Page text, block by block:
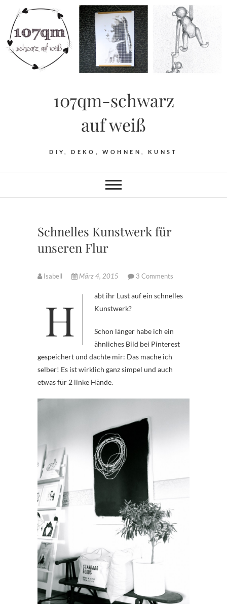
content
107qm-schwarz
auf weiß
DIY, DEKO, WOHNEN, KUNST
Schnelles Kunstwerk für
unseren Flur
Isabell März 4, 2015 3 Comments
Habt ihr Lust auf ein schnelles Kunstwerk?
Schon länger habe ich ein
ähnliches Bild bei Pinterest
gespeichert und dachte mir: Das mache ich
selber! Es ist wirklich ganz simpel und auch
etwas für 2 linke Hände.